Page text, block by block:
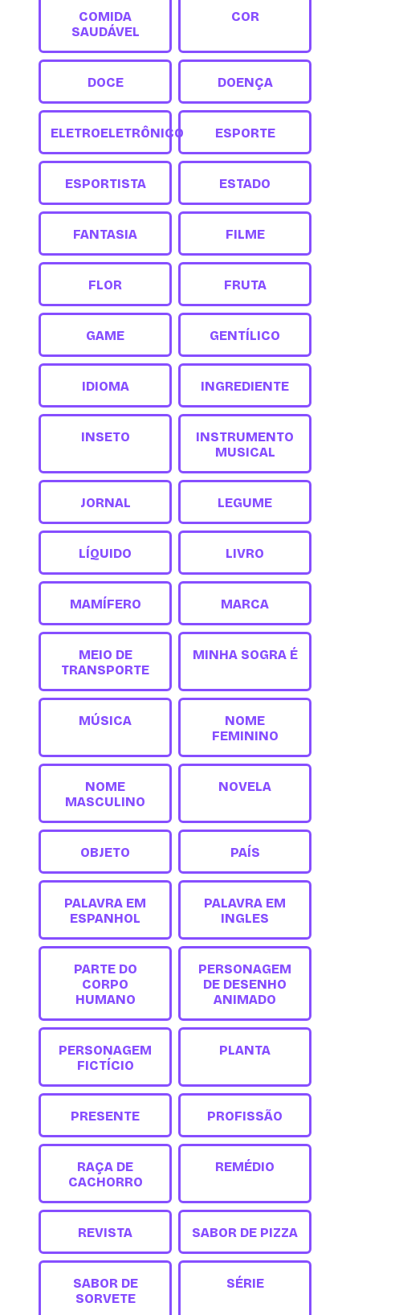
COMIDA
SAUDÁVEL
COR
DOCE DOENÇA
ELETROELETRÔNICO ESPORTE
ESPORTISTA ESTADO
FANTASIA FILME
FLOR FRUTA
GAME GENTÍLICO
IDIOMA INGREDIENTE
INSETO
INSTRUMENTO
MUSICAL
JORNAL LEGUME
LÍQUIDO LIVRO
MAMÍFERO MARCA
MEIO DE
TRANSPORTE
MINHA SOGRA É
MÚSICA
NOME
FEMININO
NOME
MASCULINO
NOVELA
OBJETO PAÍS
PALAVRA EM
ESPANHOL
PALAVRA EM
INGLES
PARTE DO
CORPO
HUMANO
PERSONAGEM
DE DESENHO
ANIMADO
PERSONAGEM
FICTÍCIO
PLANTA
PRESENTE PROFISSÃO
RAÇA DE
CACHORRO
REMÉDIO
REVISTA SABOR DE PIZZA
SABOR DE
SORVETE
SÉRIE